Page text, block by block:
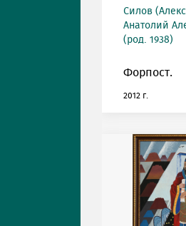
Силов
Анатолий
(род. 1938)
Форпост.
2012 г.